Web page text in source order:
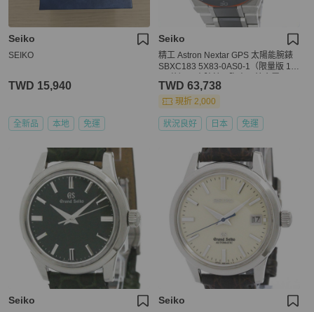
Seiko
SEIKO
TWD 15,940
全新品 本地 免運
Seiko
精工 Astron Nextar GPS 太陽能腕錶
SBXC183 5X83-0AS0-1（限量版 12
534
TWD 63,738
現折 2,000
狀況良好 日本 免運
Seiko Seiko